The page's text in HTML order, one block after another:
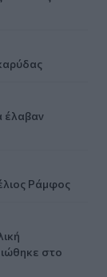
έλαβαν
Ράμφος
στο